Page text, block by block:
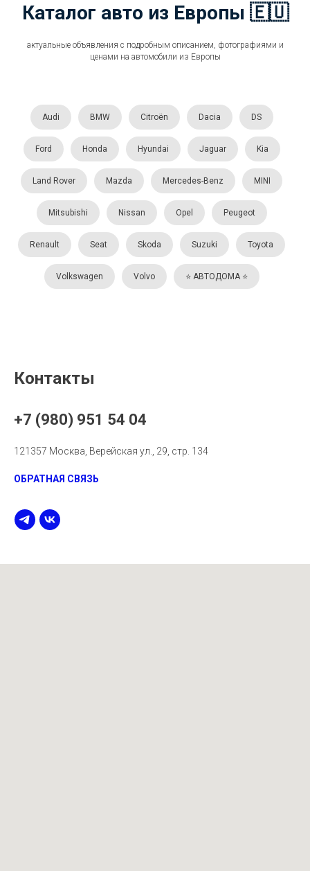
Каталог авто из Европы 🇪🇺
актуальные объявления с подробным описанием, фотографиями и
ценами на автомобили из Европы
Audi BMW Citroën Dacia DS
Ford Honda Hyundai Jaguar Kia
Land Rover Mazda Mercedes-Benz MINI
Mitsubishi Nissan Opel Peugeot
Renault Seat Skoda Suzuki Toyota
Volkswagen Volvo ⭐️ АВТОДОМА ⭐️
Контакты
+7 (980) 951 54 04
121357 Москва, Верейская ул., 29, стр. 134
ОБРАТНАЯ СВЯЗЬ